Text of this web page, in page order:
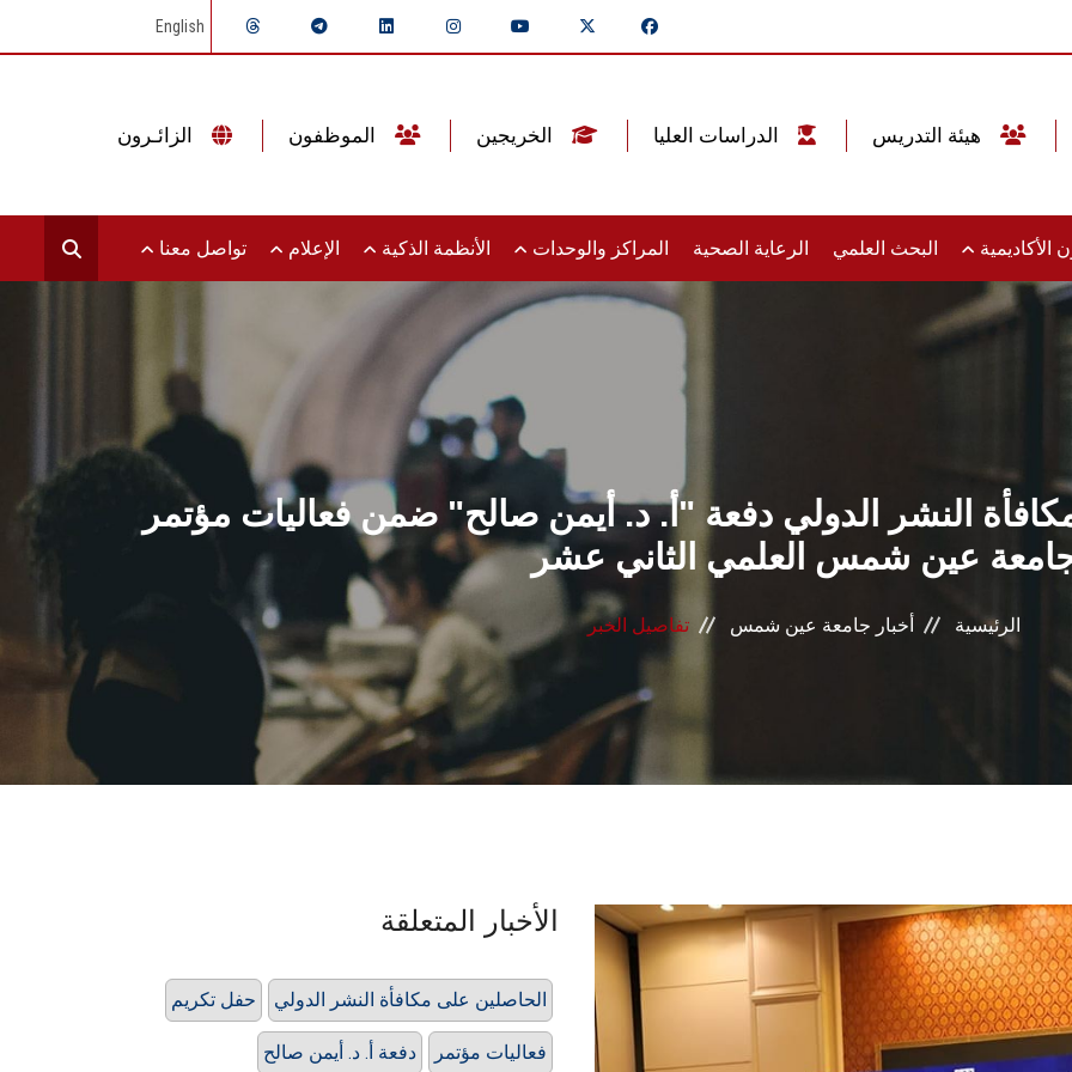
English
الأكاديمية البحث العلمي الرعاية الصحية المراكز والوحدات الأنظمة الذكية الإعلام تواصل معنا
النشر الدولي دفعة "أ. د. أيمن صالح" ضمن فعاليات مؤتمر
عين شمس العلمي الثاني عشر
الرئيسية أخبار جامعة عين شمس تفاصيل الخبر
الأخبار المتعلقة
حفل تكريم الحاصلين على مكافأة النشر الدولي
دفعة أ. د. أيمن صالح فعاليات مؤتمر